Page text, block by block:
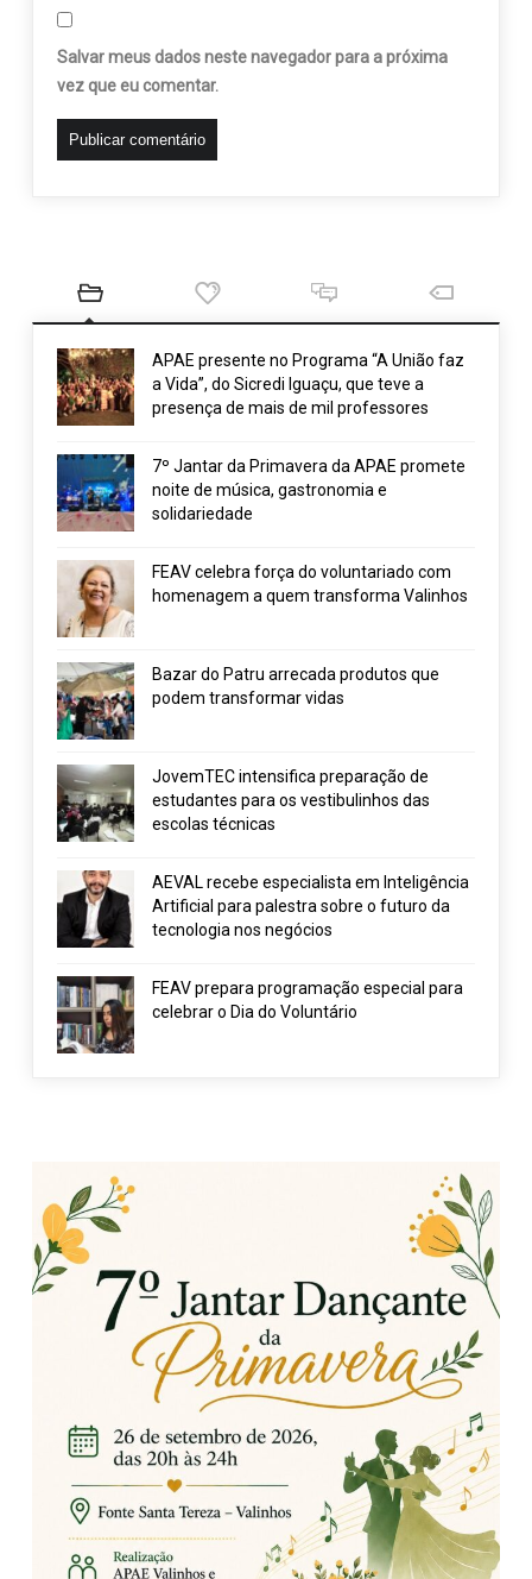
Salvar meus dados neste navegador para a próxima
vez que eu comentar.
APAE presente no Programa “A União faz
a Vida”, do Sicredi Iguaçu, que teve a
presença de mais de mil professores
7º Jantar da Primavera da APAE promete
noite de música, gastronomia e
solidariedade
FEAV celebra força do voluntariado com
homenagem a quem transforma Valinhos
Bazar do Patru arrecada produtos que
podem transformar vidas
JovemTEC intensifica preparação de
estudantes para os vestibulinhos das
escolas técnicas
AEVAL recebe especialista em Inteligência
Artificial para palestra sobre o futuro da
tecnologia nos negócios
FEAV prepara programação especial para
celebrar o Dia do Voluntário